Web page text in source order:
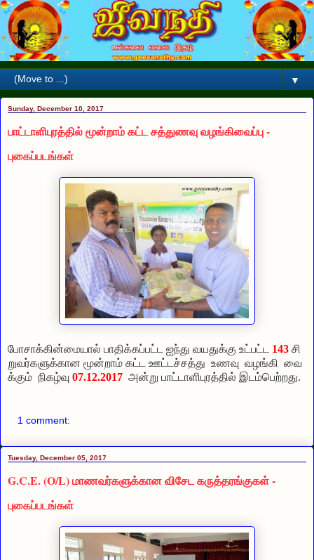
▼
Sunday, December 10, 2017
பாட்டாளிபுரத்தில் மூன்றாம் கட்ட சத்துணவு வழங்கிவைப்பு -
புகைப்படங்கள்
போசாக்கின்மையால் பாதிக்கப்பட்ட ஐந்து வயதுக்கு உட்பட்ட 143 சி
றுவர்களுக்கான மூன்றாம் கட்ட ஊட்டச்சத்து உணவு வழங்கி வை
க்கும் நிகழ்வு 07.12.2017 அன்று பாட்டாளிபுரத்தில் இடம்பெற்றது.
1 comment:
Tuesday, December 05, 2017
G.C.E. (O/L) மாணவர்களுக்கான விசேட கருத்தரங்குகள் -
புகைப்படங்கள்